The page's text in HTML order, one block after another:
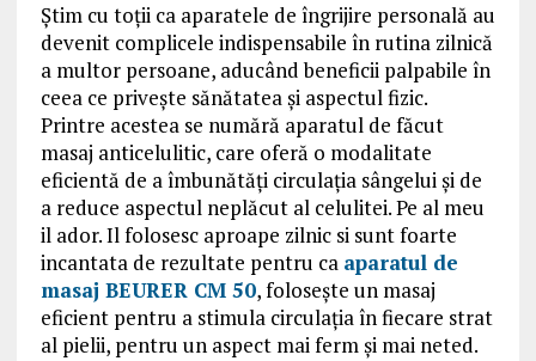
Știm cu toții ca aparatele de îngrijire personală au
devenit complicele indispensabile în rutina zilnică
a multor persoane, aducând beneficii palpabile în
ceea ce privește sănătatea și aspectul fizic.
Printre acestea se numără aparatul de făcut
masaj anticelulitic, care oferă o modalitate
eficientă de a îmbunătăți circulația sângelui și de
a reduce aspectul neplăcut al celulitei. Pe al meu
il ador. Il folosesc aproape zilnic si sunt foarte
incantata de rezultate pentru ca aparatul de
masaj BEURER CM 50, folosește un masaj
eficient pentru a stimula circulația în fiecare strat
al pielii, pentru un aspect mai ferm și mai neted.